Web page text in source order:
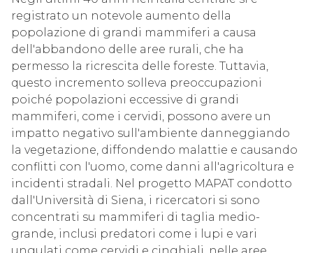
registrato un notevole aumento della
popolazione di grandi mammiferi a causa
dell'abbandono delle aree rurali, che ha
permesso la ricrescita delle foreste. Tuttavia,
questo incremento solleva preoccupazioni
poiché popolazioni eccessive di grandi
mammiferi, come i cervidi, possono avere un
impatto negativo sull'ambiente danneggiando
la vegetazione, diffondendo malattie e causando
conflitti con l'uomo, come danni all'agricoltura e
incidenti stradali. Nel progetto MAPAT condotto
dall'Università di Siena, i ricercatori si sono
concentrati su mammiferi di taglia medio-
grande, inclusi predatori come i lupi e vari
ungulati come cervidi e cinghiali, nelle aree